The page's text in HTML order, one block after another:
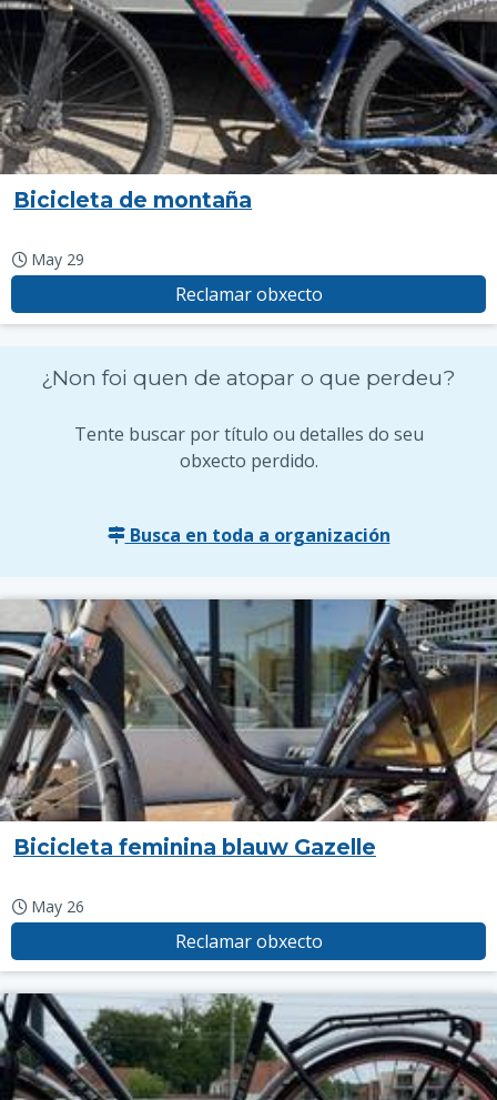
Bicicleta de montaña
May 29
Reclamar obxecto
¿Non foi quen de atopar o que perdeu?
Tente buscar por título ou detalles do seu
obxecto perdido.
Busca en toda a organización
Bicicleta feminina blauw Gazelle
May 26
Reclamar obxecto